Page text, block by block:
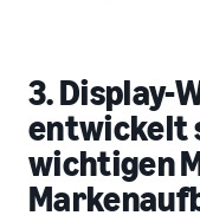
3. Display-
entwickelt
wichtigen